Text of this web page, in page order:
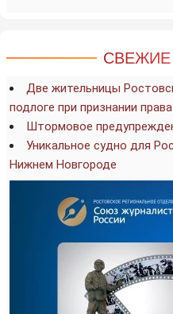
Две жительницы
подлоге при признании
Штормовое
Уникальное судно для
Нижнем Новгороде